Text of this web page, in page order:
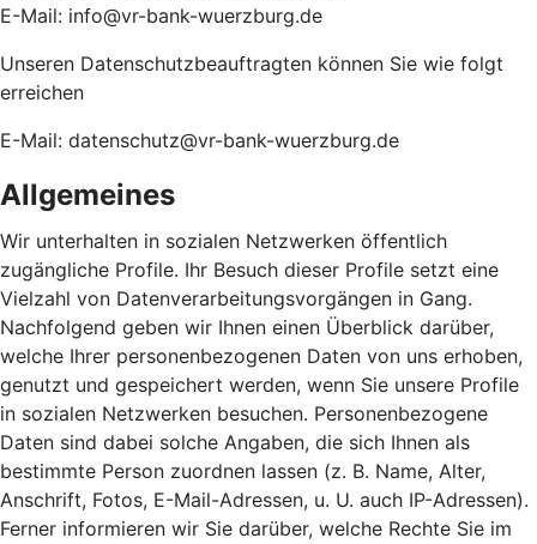
E-Mail: info@vr-bank-wuerzburg.de
Unseren Datenschutzbeauftragten können Sie wie folgt
erreichen
E-Mail: datenschutz@vr-bank-wuerzburg.de
Allgemeines
Wir unterhalten in sozialen Netzwerken öffentlich
zugängliche Profile. Ihr Besuch dieser Profile setzt eine
Vielzahl von Datenverarbeitungsvorgängen in Gang.
Nachfolgend geben wir Ihnen einen Überblick darüber,
welche Ihrer personenbezogenen Daten von uns erhoben,
genutzt und gespeichert werden, wenn Sie unsere Profile
in sozialen Netzwerken besuchen. Personenbezogene
Daten sind dabei solche Angaben, die sich Ihnen als
bestimmte Person zuordnen lassen (z. B. Name, Alter,
Anschrift, Fotos, E-Mail-Adressen, u. U. auch IP-Adressen).
Ferner informieren wir Sie darüber, welche Rechte Sie im